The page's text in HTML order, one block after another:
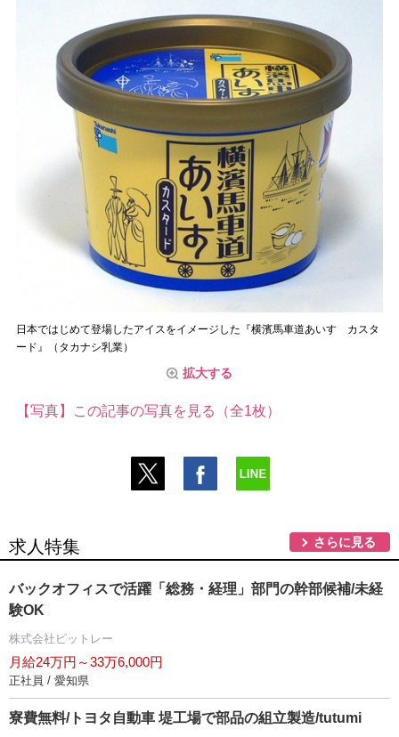
日本ではじめて登場したアイスをイメージした『横濱馬車道あいす カスタ
ード』（タカナシ乳業）
拡大する
【写真】この記事の写真を見る（全1枚）
求人特集 さらに見る
バックオフィスで活躍「総務・経理」部門の幹部候補/未経
験OK
株式会社ピットレー
月給24万円～33万6,000円
正社員 / 愛知県
寮費無料/トヨタ自動車 堤工場で部品の組立製造/tutumi